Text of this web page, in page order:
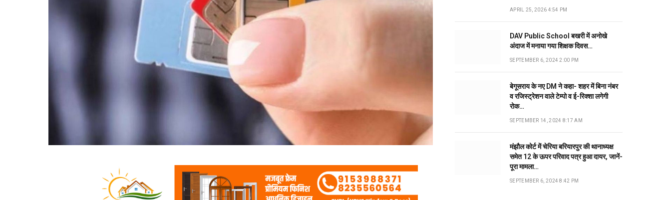
APRIL 25, 2026 4:54 PM
DAV Public School बखरी में अनोखे
अंदाज में मनाया गया शिक्षक दिवस…
SEPTEMBER 6, 2024 2:00 PM
बेगूसराय के नए DM ने कहा- शहर में बिना नंबर
व रजिस्ट्रेशन वाले टेम्पो व ई-रिक्शा लगेगी
रोक…
SEPTEMBER 14, 2024 8:17 AM
मंझौल कोर्ट में चेरिया बरियारपुर की थानाध्यक्ष
समेत 12 के ऊपर परिवाद पत्र हुआ दायर, जानें-
पूरा मामला…
SEPTEMBER 6, 2024 8:42 PM